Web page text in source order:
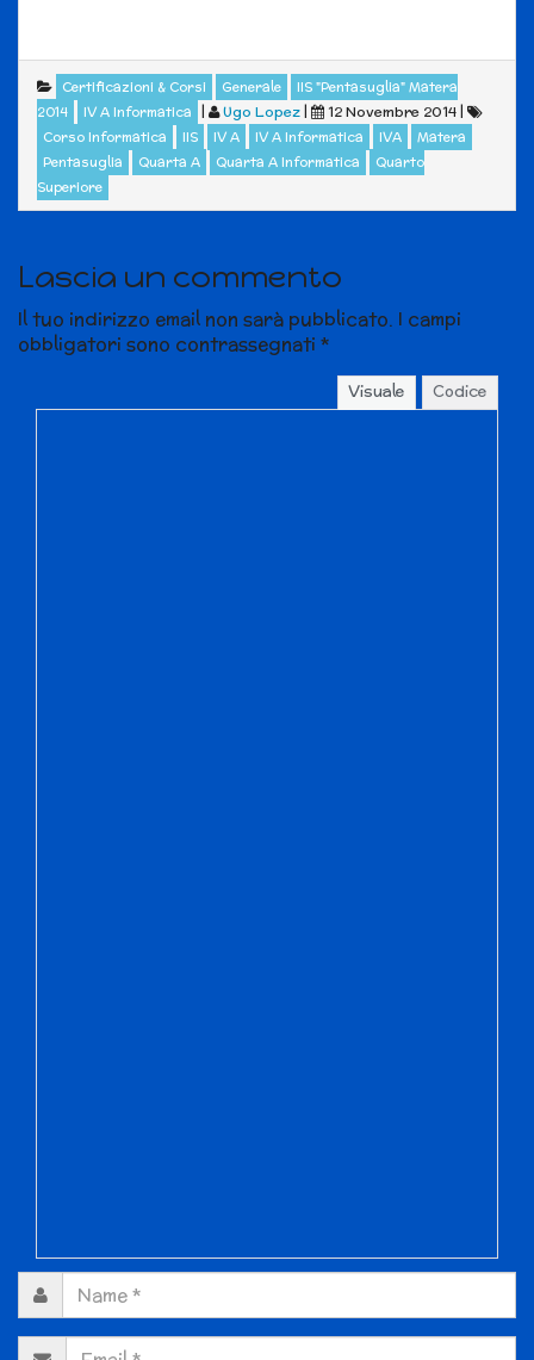
Certificazioni & Corsi Generale
IIS "Pentasuglia" Matera
2014
IV A Informatica | Ugo Lopez | 12 Novembre 2014 |
Corso Informatica IIS IV A IV A Informatica IVA
Matera
Pentasuglia
Quarta A Quarta A Informatica
Quarto
Superiore
Lascia un commento
Il tuo indirizzo email non sarà pubblicato. I campi
obbligatori sono contrassegnati *
Visuale Codice